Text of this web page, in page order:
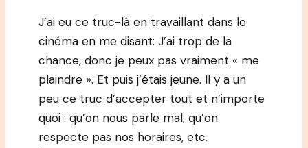
J’ai eu ce truc-là en travaillant dans le
cinéma en me disant: J’ai trop de la
chance, donc je peux pas vraiment « me
plaindre ». Et puis j’étais jeune. Il y a un
peu ce truc d’accepter tout et n’importe
quoi : qu’on nous parle mal, qu’on
respecte pas nos horaires, etc.